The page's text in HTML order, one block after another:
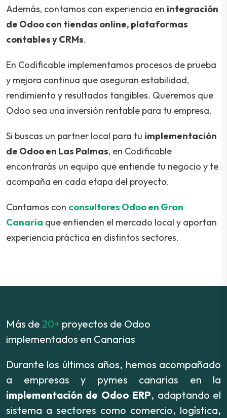
Además, contamos con experiencia en integración
de Odoo con tiendas online, plataformas
contables y CRMs.
En Codificable implementamos procesos de prueba
y mejora continua que aseguran estabilidad,
rendimiento y resultados tangibles. Queremos que
Odoo sea una inversión rentable para tu empresa.
Si buscas un partner local para tu implementación
de Odoo en Las Palmas, en Codificable
encontrarás un equipo que entiende tu negocio y te
acompaña en cada etapa del proyecto.
Contamos con consultores Odoo en Gran
Canaria que entienden el mercado local y aportan
experiencia práctica en distintos sectores.
Más de 20+ proyectos de Odoo
implementados en Canarias
Durante los últimos años, hemos acompañado
a empresas y pymes canarias en la
implementación de Odoo ERP, adaptando el
sistema a sectores como comercio, logística,